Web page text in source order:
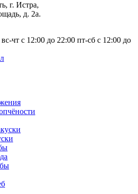
г. Истра,
д. 2а.
вс-чт с 12:00 до 22:00 пт-сб с 12:00 до